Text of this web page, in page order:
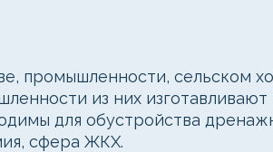
промышленности, сельском
из них
для обустройства
сфера ЖКХ.